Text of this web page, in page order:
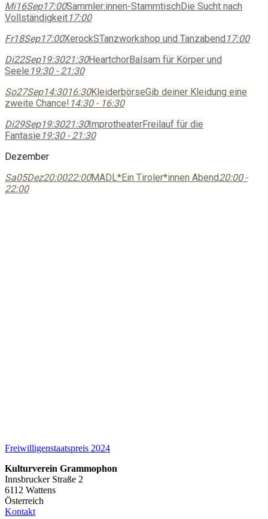
Mi16Sep17:00Sammler:innen-StammtischDie Sucht nach
Vollständigkeit17:00
Fr18Sep17:00XerockSTanzworkshop und Tanzabend 17:00
Di22Sep19:3021:30HeartchorBalsam für Körper und
Seele 19:30 - 21:30
So27Sep14:3016:30KleiderbörseGib deiner Kleidung eine
zweite Chance! 14:30 - 16:30
Di29Sep19:3021:30ImprotheaterFreilauf für die
Fantasie 19:30 - 21:30
Dezember
Sa05Dez20:0022:00MADL*Ein Tiroler*innen Abend20:00 -
22:00
Freiwilligenstaatspreis 2024
Kulturverein Grammophon
Innsbrucker Straße 2
6112 Wattens
Österreich
Kontakt